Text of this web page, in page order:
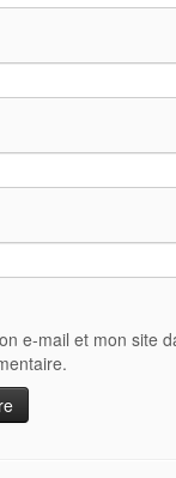
e-mail et mon site